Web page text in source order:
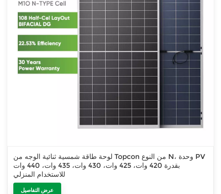
لوحة طاقة شمسية ثنائية الوجه من Topcon من النوع N، وحدة PV
بقدرة 420 وات، 425 وات، 430 وات، 435 وات، 440 وات
للاستخدام المنزلي
عرض التفاصيل